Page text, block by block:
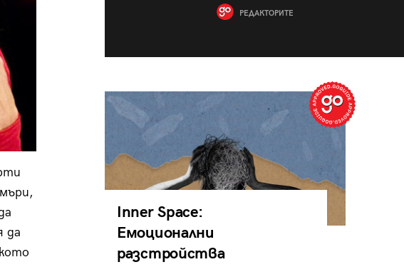
да
РЕДАКТОРИТЕ
Inner Space:
Емоционални
разстройства